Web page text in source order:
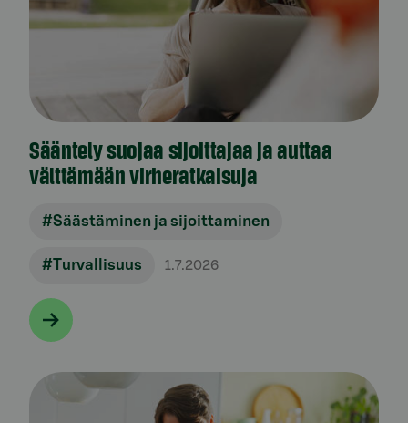
Sääntely suojaa sijoittajaa ja auttaa
välttämään virheratkaisuja
#Säästäminen ja sijoittaminen
#Turvallisuus 1.7.2026